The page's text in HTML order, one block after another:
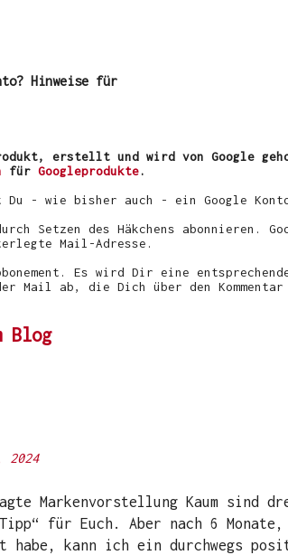
Hinweise für
erstellt und wird von Google
für Googleprodukte.
Du - wie bisher auch - ein Google
Setzen des Häkchens abonnieren.
Mail-Adresse.
Es wird Dir eine
Mail ab, die Dich über den
Blog
2024
Markenvorstellung Kaum sind
für Euch. Aber nach 6
habe, kann ich ein durchwegs